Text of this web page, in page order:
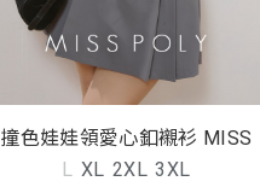
撞色娃娃領愛心釦襯衫 MISS
L XL 2XL 3XL